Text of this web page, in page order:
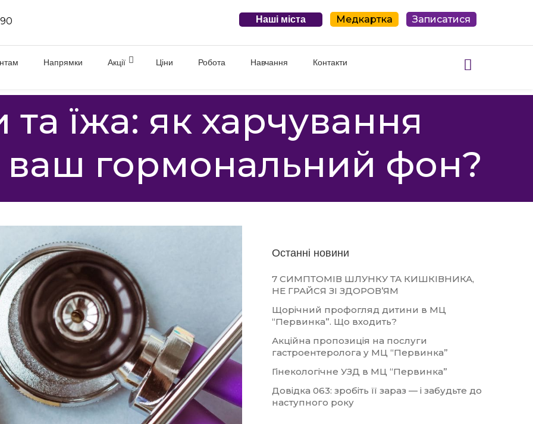
Наші міста Медкартка Записатися
Напрямки Акції Ціни Робота Навчання Контакти
їжа: як харчування
ваш гормональний фон?
Останні новини
7 СИМПТОМІВ ШЛУНКУ ТА КИШКІВНИКА,
НЕ ГРАЙСЯ ЗІ ЗДОРОВ’ЯМ
Щорічний профогляд дитини в МЦ
“Первинка”. Що входить?
Акційна пропозиція на послуги
гастроентеролога у МЦ “Первинка”
Гінекологічне УЗД в МЦ “Первинка”
Довідка 063: зробіть її зараз — і забудьте до
наступного року